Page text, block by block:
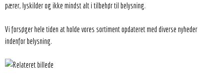
pærer, lyskilder og ikke mindst alt i tilbehør til belysning.
Vi forsøger hele tiden at holde vores sortiment opdateret med diverse nyheder
indenfor belysning.